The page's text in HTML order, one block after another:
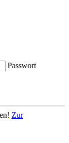
Passwort
Zur